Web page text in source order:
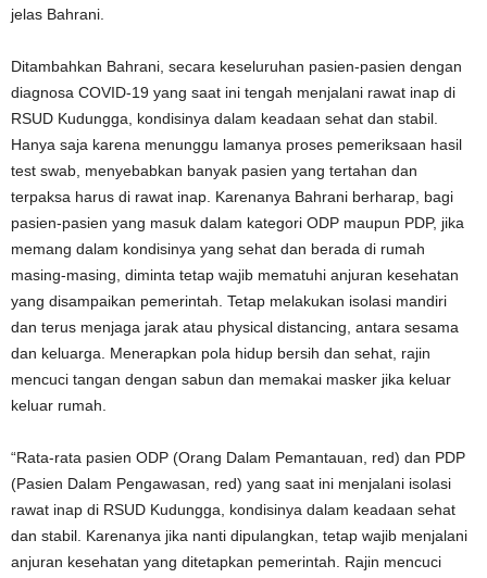
jelas Bahrani.
Ditambahkan Bahrani, secara keseluruhan pasien-pasien dengan
diagnosa COVID-19 yang saat ini tengah menjalani rawat inap di
RSUD Kudungga, kondisinya dalam keadaan sehat dan stabil.
Hanya saja karena menunggu lamanya proses pemeriksaan hasil
test swab, menyebabkan banyak pasien yang tertahan dan
terpaksa harus di rawat inap. Karenanya Bahrani berharap, bagi
pasien-pasien yang masuk dalam kategori ODP maupun PDP, jika
memang dalam kondisinya yang sehat dan berada di rumah
masing-masing, diminta tetap wajib mematuhi anjuran kesehatan
yang disampaikan pemerintah. Tetap melakukan isolasi mandiri
dan terus menjaga jarak atau physical distancing, antara sesama
dan keluarga. Menerapkan pola hidup bersih dan sehat, rajin
mencuci tangan dengan sabun dan memakai masker jika keluar
keluar rumah.
“Rata-rata pasien ODP (Orang Dalam Pemantauan, red) dan PDP
(Pasien Dalam Pengawasan, red) yang saat ini menjalani isolasi
rawat inap di RSUD Kudungga, kondisinya dalam keadaan sehat
dan stabil. Karenanya jika nanti dipulangkan, tetap wajib menjalani
anjuran kesehatan yang ditetapkan pemerintah. Rajin mencuci